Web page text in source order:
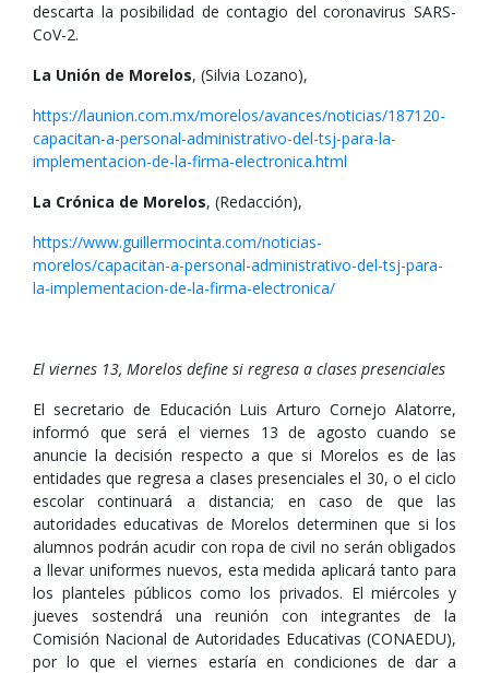
descarta la posibilidad de contagio del coronavirus SARS-
CoV-2.
La Unión de Morelos, (Silvia Lozano),
https://launion.com.mx/morelos/avances/noticias/187120-
capacitan-a-personal-administrativo-del-tsj-para-la-
implementacion-de-la-firma-electronica.html
La Crónica de Morelos, (Redacción),
https://www.guillermocinta.com/noticias-
morelos/capacitan-a-personal-administrativo-del-tsj-para-
la-implementacion-de-la-firma-electronica/
El viernes 13, Morelos define si regresa a clases presenciales
El secretario de Educación Luis Arturo Cornejo Alatorre,
informó que será el viernes 13 de agosto cuando se
anuncie la decisión respecto a que si Morelos es de las
entidades que regresa a clases presenciales el 30, o el ciclo
escolar continuará a distancia; en caso de que las
autoridades educativas de Morelos determinen que si los
alumnos podrán acudir con ropa de civil no serán obligados
a llevar uniformes nuevos, esta medida aplicará tanto para
los planteles públicos como los privados. El miércoles y
jueves sostendrá una reunión con integrantes de la
Comisión Nacional de Autoridades Educativas (CONAEDU),
por lo que el viernes estaría en condiciones de dar a